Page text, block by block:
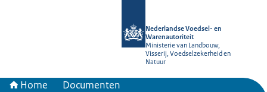
Nederlandse Voedsel- en
Warenautoriteit
Ministerie van Landbouw,
Visserij, Voedselzekerheid en
Natuur
Home Documenten